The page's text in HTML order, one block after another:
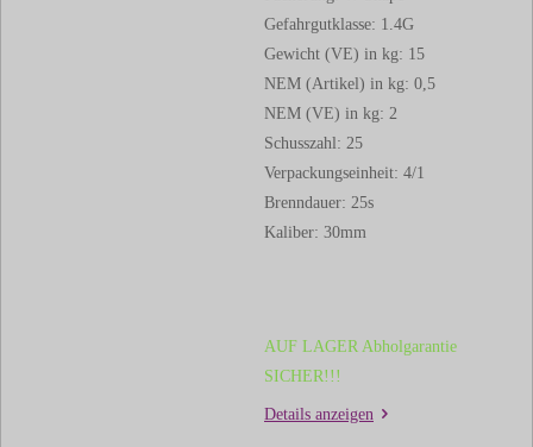
Gefahrgutklasse: 1.4G
Gewicht (VE) in kg: 15
NEM (Artikel) in kg: 0,5
NEM (VE) in kg: 2
Schusszahl: 25
Verpackungseinheit: 4/1
Brenndauer: 25s
Kaliber: 30mm
AUF LAGER Abholgarantie
SICHER!!!
Details anzeigen